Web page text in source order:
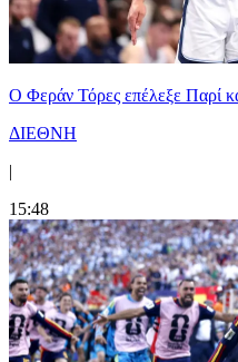
Ο Φεράν Τόρες επέλεξε Παρί
ΔΙΕΘΝΗ
|
15:48